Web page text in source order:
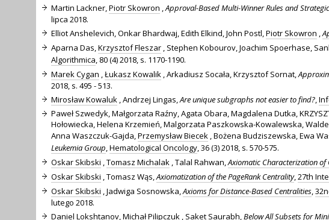
Martin Lackner, Piotr Skowron Approval-Based Multi-Winner Rules and
lipca 2018.
Elliot Anshelevich, Onkar Bhardwaj, Edith Elkind, John Postl, Piotr Skowron
Aparna Das, Krzysztof Fleszar , Stephen Kobourov, Joachim Spoerhase,
Algorithmica , 80 (4) 2018, s. 1170-1190.
Marek Cygan Łukasz Kowalik , Arkadiusz Socała, Krzysztof Sornat,
2018, s. 495 - 513.
Mirosław Kowaluk , Andrzej Lingas, Are unique subgraphs not easier to find?
Paweł Szwedyk, Małgorzata Raźny, Agata Obara, Magdalena Dutka,
Hołowiecka, Helena Krzemień, Malgorzata Paszkowska-Kowalewska,
Anna Waszczuk-Gajda, Przemysław Biecek , Bożena Budziszewska, Ewa
Leukemia Group Hematological Oncology , 36 (3) 2018, s. 570-575.
Oskar Skibski Tomasz Michalak , Talal Rahwan, Axiomatic Characterization of
Oskar Skibski , Tomasz Wąs, Axiomatization of the PageRank Centrality, 27th
Oskar Skibski , Jadwiga Sosnowska, Axioms for Distance-Based Centralities
lutego 2018.
Daniel Lokshtanov, Michał Pilipczuk , Saket Saurabh, Below All Subsets for